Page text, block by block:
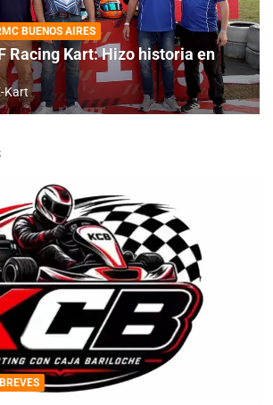
BUENOS AIRES
Racing Kart: Hizo historia en
Kart
BREVES